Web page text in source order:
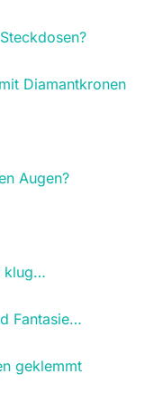
Diamantkronen
Augen?
klug…
Fantasie…
geklemmt